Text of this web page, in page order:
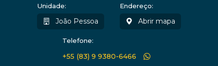
Unidade:
João Pessoa
Endereço:
Abrir mapa
Telefone:
+55 (83) 9 9380-6466